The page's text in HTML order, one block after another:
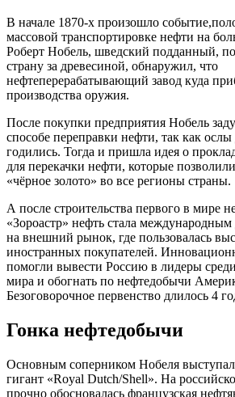
В начале 1870-х произошло
массовой транспортировке нефти на
Роберт Нобель, шведский подданный,
страну за древесиной, обнаружил, что
нефтеперерабатывающий завод куда
производства оружия.
После покупки предприятия Нобель
способе переправки нефти, так как ослы
годились. Тогда и пришла идея о
для перекачки нефти, которые
«чёрное золото» во все регионы страны.
А после строительства первого в мире
«Зороастр» нефть стала
на внешний рынок, где пользовалась
иностранных покупателей.
помогли вывести Россию в лидеры
мира и обогнать по нефтедобычи
Безоговорочное первенство длилось 4
Гонка нефтедобычи
Основным соперником Нобеля
гигант «Royal Dutch/Shell». На
прочно обосновалась французская